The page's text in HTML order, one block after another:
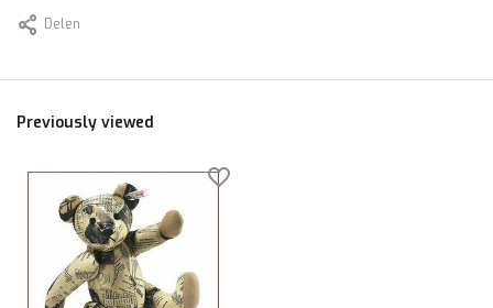
Delen
Previously viewed